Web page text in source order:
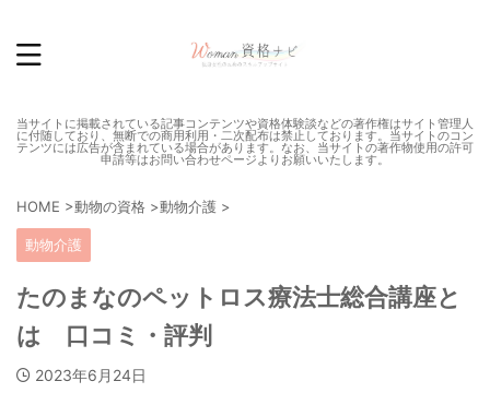
当サイトに掲載されている記事コンテンツや資格体験談などの著作権はサイト管理人
に付随しており、無断での商用利用・二次配布は禁止しております。当サイトのコン
テンツには広告が含まれている場合があります。なお、当サイトの著作物使用の許可
申請等はお問い合わせページよりお願いいたします。
HOME >動物の資格 >動物介護 >
動物介護
たのまなのペットロス療法士総合講座と
は 口コミ・評判
2023年6月24日